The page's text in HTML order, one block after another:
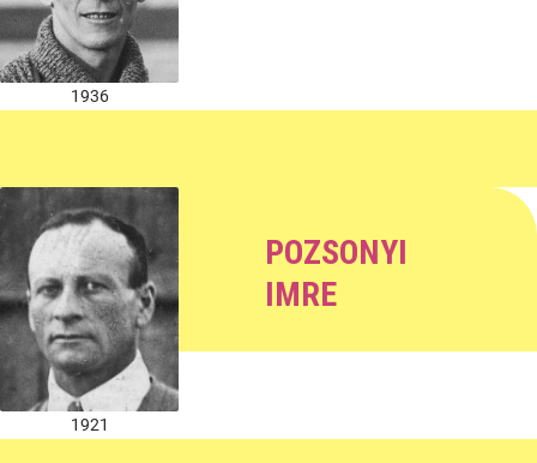
1936
1921
POZSONYI
IMRE